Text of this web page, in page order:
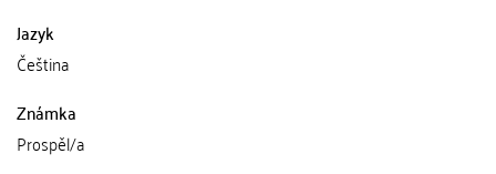
Jazyk
Čeština
Známka
Prospěl/a